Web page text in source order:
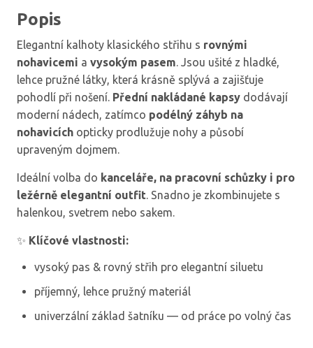
Popis
Elegantní kalhoty klasického střihu s rovnými
nohavicemi a vysokým pasem. Jsou ušité z hladké,
lehce pružné látky, která krásně splývá a zajišťuje
pohodlí při nošení. Přední nakládané kapsy dodávají
moderní nádech, zatímco podélný záhyb na
nohavicích opticky prodlužuje nohy a působí
upraveným dojmem.
Ideální volba do kanceláře, na pracovní schůzky i pro
ležérně elegantní outfit. Snadno je zkombinujete s
halenkou, svetrem nebo sakem.
✨ Klíčové vlastnosti:
vysoký pas & rovný střih pro elegantní siluetu
příjemný, lehce pružný materiál
univerzální základ šatníku — od práce po volný čas